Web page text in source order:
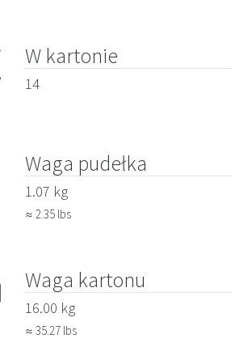
W kartonie
14
Waga pudełka
1.07 kg
≈ 2.35 lbs
Waga kartonu
16.00 kg
≈ 35.27 lbs